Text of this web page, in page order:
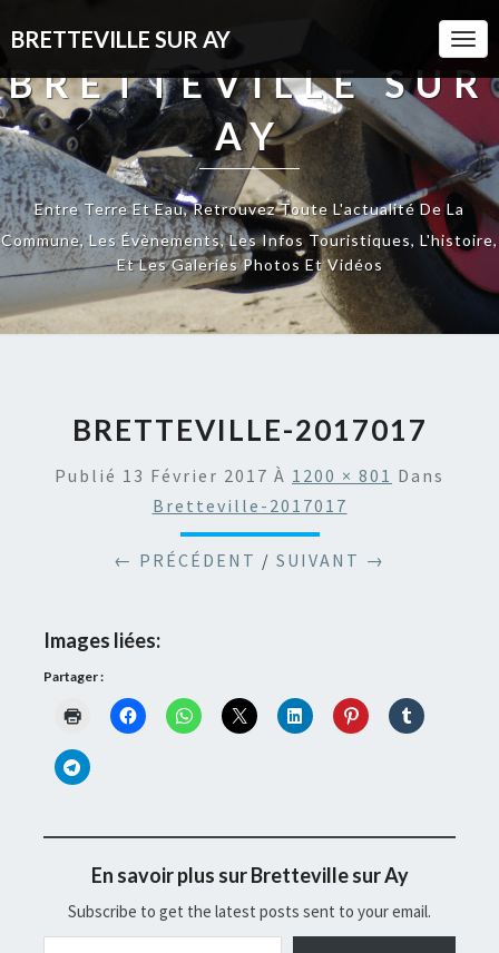
BRETTEVILLE SUR AY
BRETTEVILLE SUR
AY
Entre Terre Et Eau, Retrouvez Toute L'actualité De La
Commune, Les Évènements, Les Infos Touristiques, L'histoire,
Et Les Galeries Photos Et Vidéos
BRETTEVILLE-2017017
Publié 13 Février 2017 À 1200 × 801 Dans
Bretteville-2017017
← PRÉCÉDENT / SUIVANT →
Images liées:
Partager :
En savoir plus sur Bretteville sur Ay
Subscribe to get the latest posts sent to your email.
Saisissez votre adresse e-mail…